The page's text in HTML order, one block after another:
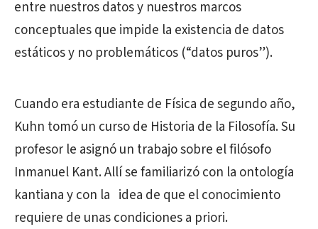
entre nuestros datos y nuestros marcos
conceptuales que impide la existencia de datos
estáticos y no problemáticos (“datos puros”).
Cuando era estudiante de Física de segundo año,
Kuhn tomó un curso de Historia de la Filosofía. Su
profesor le asignó un trabajo sobre el filósofo
Inmanuel Kant. Allí se familiarizó con la ontología
kantiana y con la idea de que el conocimiento
requiere de unas condiciones a priori.